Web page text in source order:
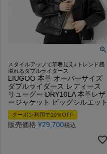
スタイルアップで華奢見え♪トレンド感
溢れるダブルライダース
LIUGOO 本革 オーバーサイズ
ダブルライダース レディース
リューグー DRY10LA 本革レザ
ージャケット ビッグシルエット
クーポン利用で10％OFF
販売価格 ¥29,700税込